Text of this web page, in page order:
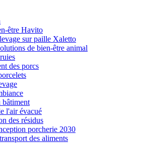
être Havito
sur paille Xaletto
de bien-être animal
des porcs
bâtiment
l'air évacué
des résidus
porcherie 2030
des aliments